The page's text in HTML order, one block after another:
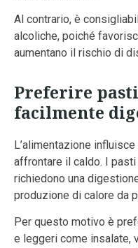
Al contrario, è
alcoliche, poiché
aumentano il rischio di
Preferire
facilmente
L’alimentazione
affrontare il caldo. I
richiedono una
produzione di calore da
Per questo motivo è
e leggeri come insalate,